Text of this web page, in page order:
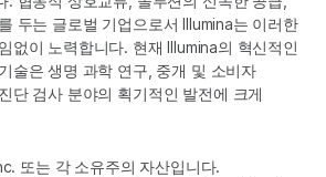
두는 글로벌 기업으로서 Illumina는 이러한
없이 노력합니다. 현재 Illumina의 혁신적인
술은 생명 과학 연구, 중개 및 소비자
단 검사 분야의 획기적인 발전에 크게
또는 각 소유주의 자산입니다.